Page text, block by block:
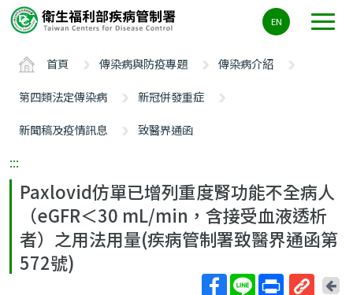
要
ALT+C
EN
首頁 傳染病與防疫專題
傳染病介紹
第四類法定傳染病
新冠併發重症
新聞稿及疫情訊息
致醫界通函
:::
Paxlovid仿單已增列重度腎功能不全病人
（eGFR＜30 mL/min，含接受血液透析
者）之用法用量(疾病管制署致醫界通函第
572號)
回